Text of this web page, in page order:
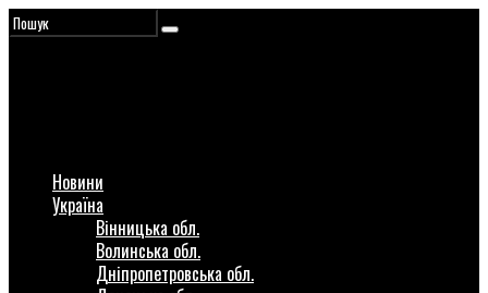
Новини
Україна
Вінницька обл.
Волинська обл.
Дніпропетровська обл.